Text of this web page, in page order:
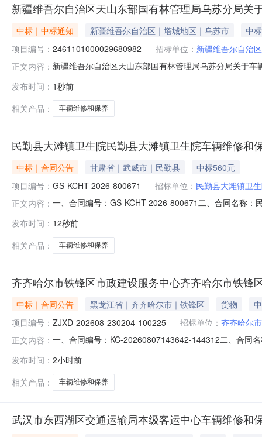
新疆维吾尔自治区天山东部国有林管理局乌苏分局
中标｜中标通知 新疆维吾尔自治区｜塔城地区｜乌苏市
中
项目编号： 2461101000029680982 招标单位： 新疆维吾尔自治
正文内容： 新疆维吾尔自治区天山东部国有林管理局乌苏分局关于
里很别克（经办）项目联系电话:18861873918采购计划
发布时间： 1秒前
相关产品：
车辆维修和保养
民勤县大滩镇卫生院民勤县大滩镇卫生院车辆维修和
中标｜合同公告 甘肃省｜武威市｜民勤县
中标560元
项目编号： GS-KCHT-2026-800671 招标单位： 民勤县大滩镇卫
正文内容： 一、合同编号：GS-KCHT-2026-800671二、合同名称
县乾运汽车修理服务有限公司地址：甘肃省武威市民勤
发布时间： 12秒前
相关产品：
车辆维修和保养
齐齐哈尔市铁锋区市政建设服务中心齐齐哈尔市铁
中标｜合同公告 黑龙江省｜齐齐哈尔市｜铁锋区 货物
项目编号： ZJXD-202608-230204-100225 招标单位： 齐齐哈尔
正文内容： 一、合同编号：KC-20260807143642-144312二、合同
18909825495供应商(乙方)：齐齐哈尔市欧联汽车维修
发布时间： 2小时前
相关产品：
车辆维修和保养
武汉市东西湖区交通运输局本级客运中心车辆维修和